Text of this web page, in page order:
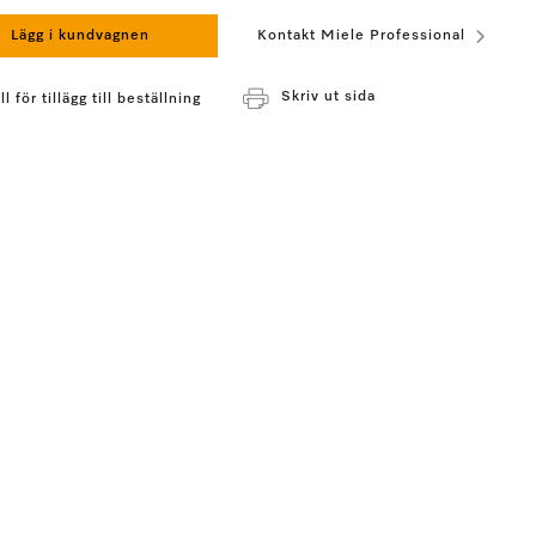
Lägg i kundvagnen Kontakt Miele Professional
för tillägg till beställning Skriv ut sida